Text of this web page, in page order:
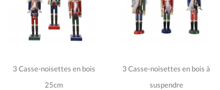
3 Casse-noisettes en bois
25cm
3 Casse-noisettes en bois à
suspendre